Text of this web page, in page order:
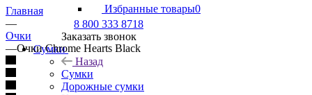
Избранные товары0
8 800 333 8718
Заказать звонок
Сумки
Назад
Сумки
Дорожные сумки
Главная
—
Очки
—Очки Chrome Hearts Black